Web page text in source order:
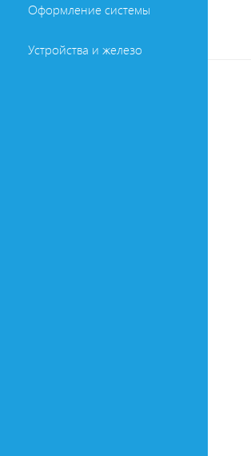
Оформление системы
Устройства и железо